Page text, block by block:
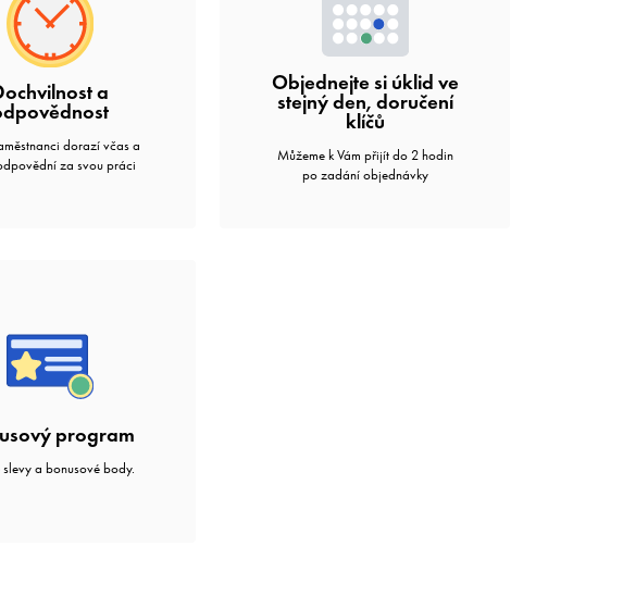
a
dorazí včas a
za svou práci
Objednejte si úklid ve
stejný den, doručení
klíčů
Můžeme k Vám přijít do 2 hodin
po zadání objednávky
program
a bonusové body.